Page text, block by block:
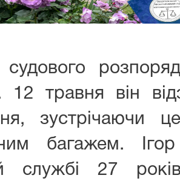
судового
12 травня він
зустрічаючи
багажем.
службі 27